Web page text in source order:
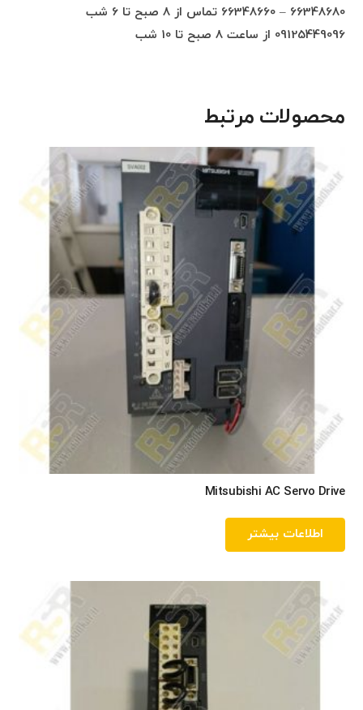
66348680 – 66348660 تماس از 8 صبح تا 6 شب
09125449096 از ساعت 8 صبح تا 10 شب
محصولات مرتبط
Mitsubishi AC Servo Drive
اطلاعات بیشتر